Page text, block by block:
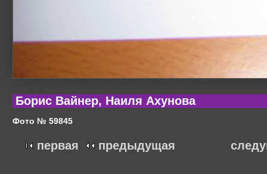
Борис Вайнер, Наиля Ахунова
Фото № 59845
первая предыдущая